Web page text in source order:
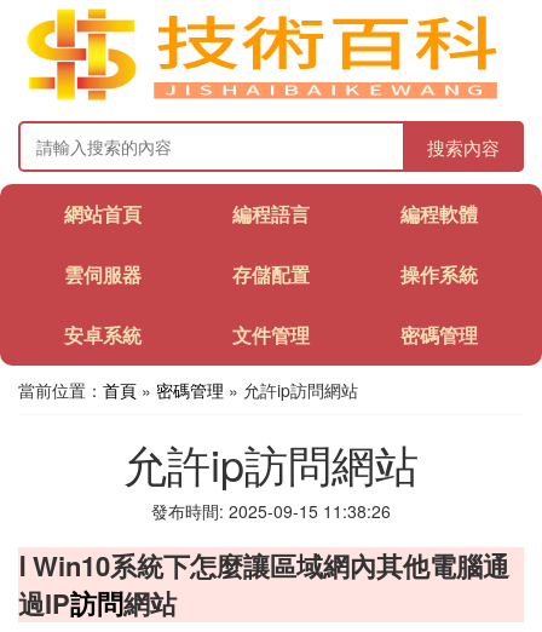
搜索內容
網站首頁 編程語言 編程軟體
雲伺服器 存儲配置 操作系統
安卓系統 文件管理 密碼管理
當前位置： 首頁 » 密碼管理 » 允許ip訪問網站
允許ip訪問網站
發布時間: 2025-09-15 11:38:26
Ⅰ Win10系統下怎麼讓區域網內其他電腦通
過IP訪問網站